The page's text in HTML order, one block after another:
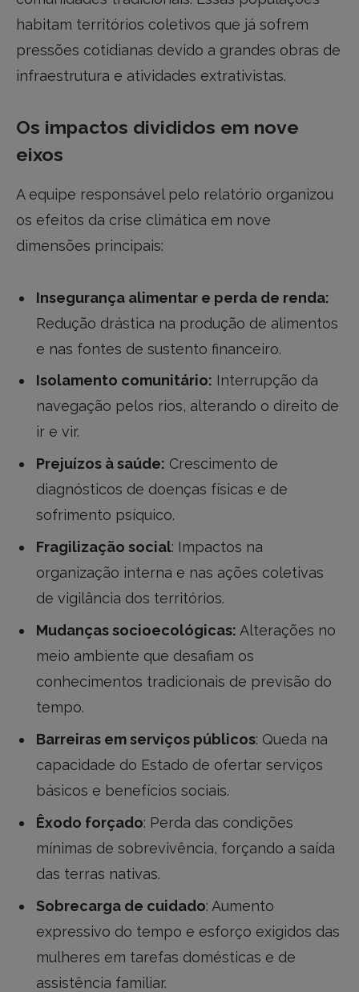
habitam territórios coletivos que já sofrem
pressões cotidianas devido a grandes obras de
infraestrutura e atividades extrativistas.
Os impactos divididos em nove
eixos
A equipe responsável pelo relatório organizou
os efeitos da crise climática em nove
dimensões principais:
Insegurança alimentar e perda de renda:
Redução drástica na produção de alimentos
e nas fontes de sustento financeiro.
Isolamento comunitário: Interrupção da
navegação pelos rios, alterando o direito de
ir e vir.
Prejuízos à saúde: Crescimento de
diagnósticos de doenças físicas e de
sofrimento psíquico.
Fragilização social: Impactos na
organização interna e nas ações coletivas
de vigilância dos territórios.
Mudanças socioecológicas: Alterações no
meio ambiente que desafiam os
conhecimentos tradicionais de previsão do
tempo.
Barreiras em serviços públicos: Queda na
capacidade do Estado de ofertar serviços
básicos e benefícios sociais.
Êxodo forçado: Perda das condições
mínimas de sobrevivência, forçando a saída
das terras nativas.
Sobrecarga de cuidado: Aumento
expressivo do tempo e esforço exigidos das
mulheres em tarefas domésticas e de
assistência familiar.